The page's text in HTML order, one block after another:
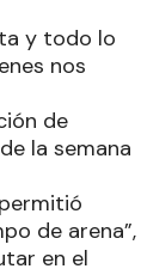
y todo lo
nos
de
la semana
de arena”,
en el